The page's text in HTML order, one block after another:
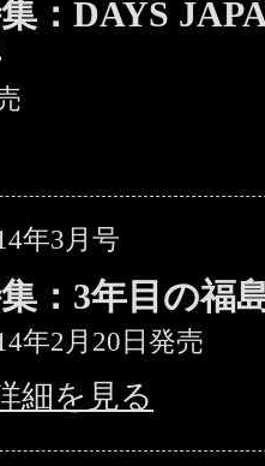
：DAYS
年3月号
：3年目の福
年2月20日発売
細を見る